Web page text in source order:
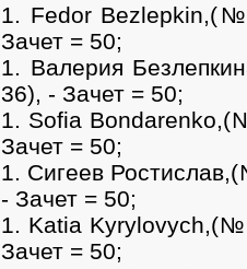
1. Fedor
Зачет = 50;
1. Валерия
36), - Зачет = 50;
1. Sofia
Зачет = 50;
1. Сигеев
- Зачет = 50;
1. Katia
Зачет = 50;